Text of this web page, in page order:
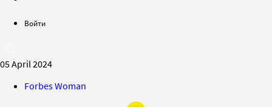
Войти
05 April 2024
Forbes Woman